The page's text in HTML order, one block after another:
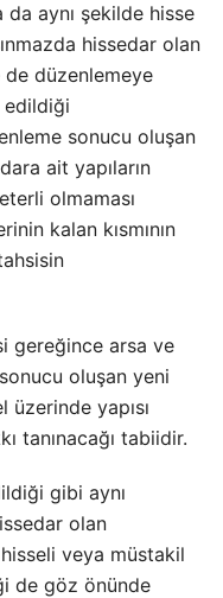
da aynı şekilde hisse
hissedar olan
de düzenlemeye
edildiği
sonucu oluşan
ait yapıların
olmaması
kalan kısmının
gereğince arsa ve
oluşan yeni
yapısı
tanınacağı tabiidir.
gibi aynı
olan
veya müstakil
de göz önünde